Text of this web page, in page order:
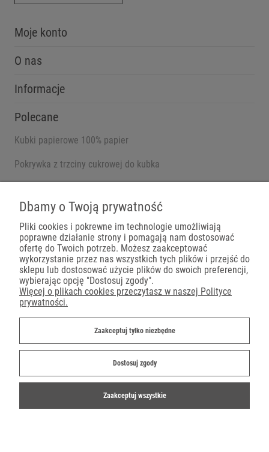
Moje konto
O nas
Informacje
Polecane
Kubki papierowe 100% papier
Pokrywka z trzciny cukrowej do kubka
Płatności
Dostawa
Dbamy o Twoją prywatność
Pliki cookies i pokrewne im technologie umożliwiają
poprawne działanie strony i pomagają nam dostosować
ofertę do Twoich potrzeb. Możesz zaakceptować
wykorzystanie przez nas wszystkich tych plików i przejść do
sklepu lub dostosować użycie plików do swoich preferencji,
wybierając opcję "Dostosuj zgody".
Więcej o plikach cookies przeczytasz w naszej Polityce
prywatności.
Zaakceptuj tylko niezbędne
Dostosuj zgody
Zaakceptuj wszystkie